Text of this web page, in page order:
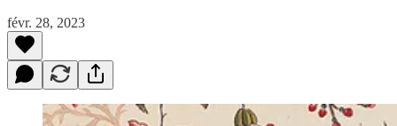
févr. 28, 2023